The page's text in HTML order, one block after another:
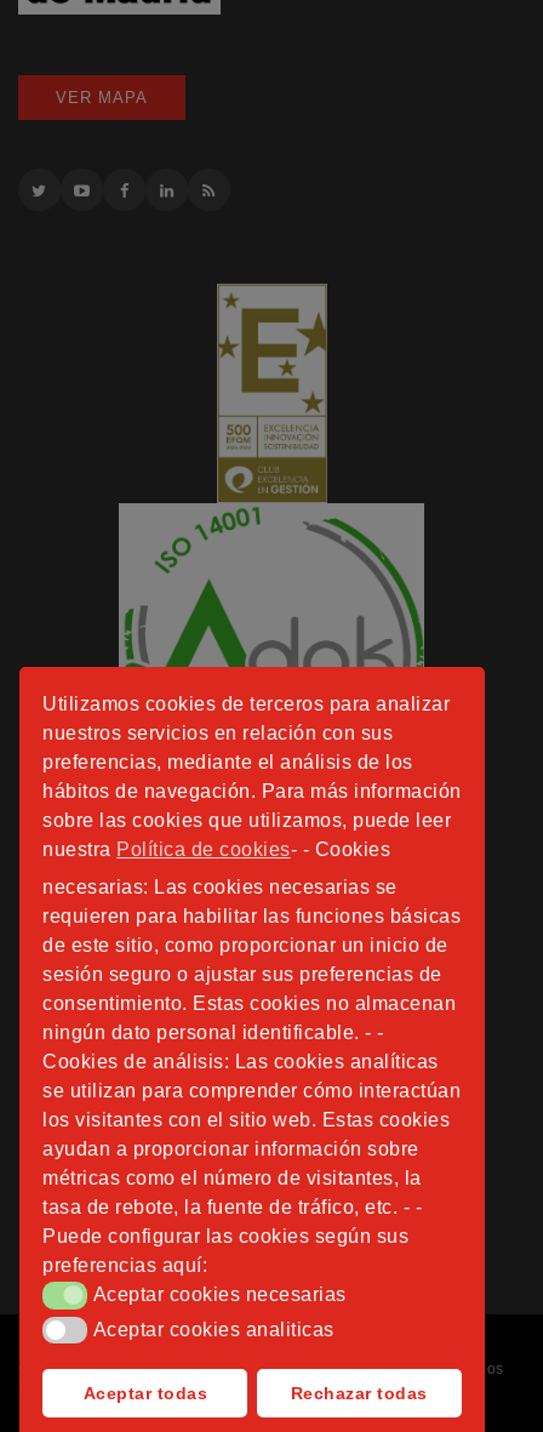
Utilizamos cookies de terceros para analizar
nuestros servicios en relación con sus
preferencias, mediante el análisis de los
hábitos de navegación. Para más información
sobre las cookies que utilizamos, puede leer
nuestra Política de cookies- - Cookies
necesarias: Las cookies necesarias se
requieren para habilitar las funciones básicas
de este sitio, como proporcionar un inicio de
sesión seguro o ajustar sus preferencias de
consentimiento. Estas cookies no almacenan
ningún dato personal identificable. - -
Cookies de análisis: Las cookies analíticas
se utilizan para comprender cómo interactúan
los visitantes con el sitio web. Estas cookies
ayudan a proporcionar información sobre
métricas como el número de visitantes, la
tasa de rebote, la fuente de tráfico, etc. - -
Puede configurar las cookies según sus
preferencias aquí:
Aceptar cookies necesarias
Aceptar cookies necesarias
Aceptar cookies analiticas
Aceptar cookies analiticas
Aceptar todas Rechazar todas
VER MAPA
Copyright © 2026Fundación Instituto San José. Todos los derechos
reservados.
Diseñado porNubemedia.